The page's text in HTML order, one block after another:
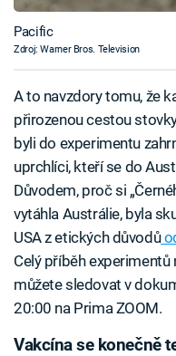
Pacific
Zdroj: Warner Bros. Television
A to navzdory tomu, že
přirozenou cestou
byli do experimentu
uprchlíci, kteří se do
Důvodem, proč si
vytáhla Austrálie, byla
USA z etických důvodů
Celý příběh
můžete sledovat v
20:00 na Prima ZOOM.
Vakcína se konečně